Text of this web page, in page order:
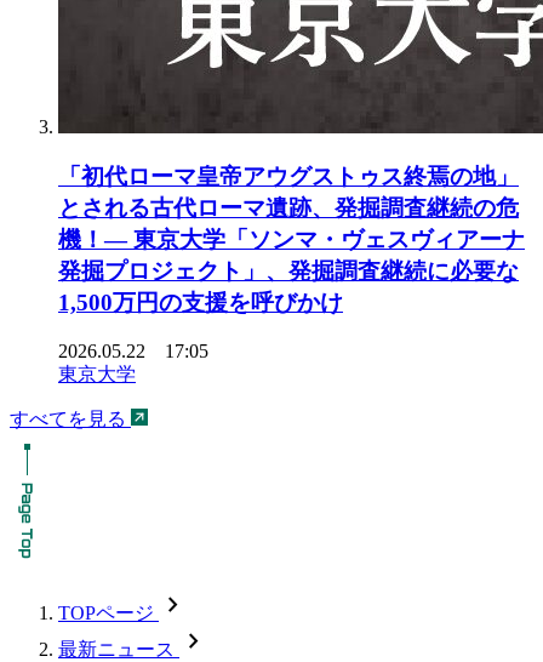
「初代ローマ皇帝アウグストゥス終焉の地」
とされる古代ローマ遺跡、発掘調査継続の危
機！― 東京大学「ソンマ・ヴェスヴィアーナ
発掘プロジェクト」、発掘調査継続に必要な
1,500万円の支援を呼びかけ
2026.05.22 17:05
東京大学
すべてを見る
TOPページ chevron_forward
最新ニュース chevron_forward